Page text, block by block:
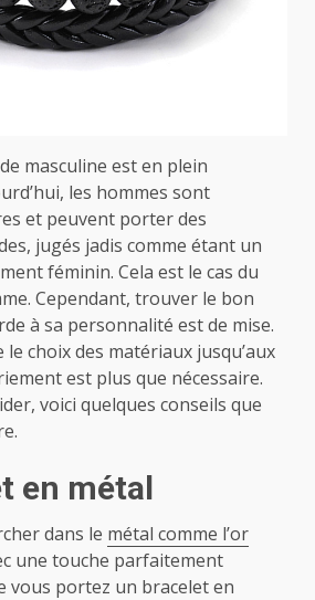
masculine est en plein
les hommes sont
et peuvent porter des
jugés jadis comme étant un
féminin. Cela est le cas du
Cependant, trouver le bon
à sa personnalité est de mise.
le choix des matériaux jusqu’aux
est plus que nécessaire.
voici quelques conseils que
en métal
dans le métal comme l’or
une touche parfaitement
vous portez un bracelet en